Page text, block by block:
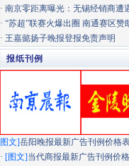
· 南京零距离曝光：无锡经销商遭
· “苏超”联赛火爆出圈 南通赛区赞
· 王嘉懿扬子晚报登报免责声明
报纸刊例
图文]岳阳晚报最新广告刊例价格
· [图文]当代商报最新广告刊例价